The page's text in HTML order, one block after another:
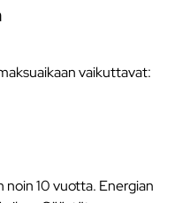
vaikuttavat:
noin 10 vuotta. Energian